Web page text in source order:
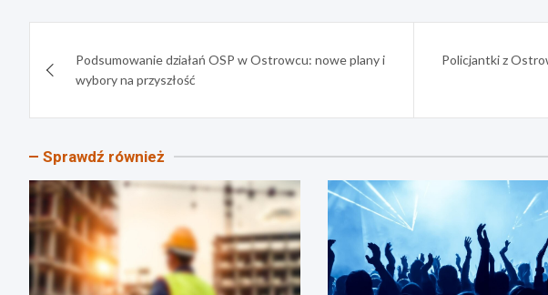
wpisuPodsumowanie działań OSP w Ostrowcu: nowe plany i
wybory na przyszłość
Policjantki z
Sprawdź również